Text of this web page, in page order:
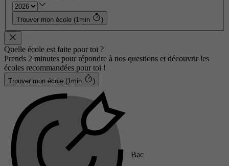
Trouver mon école (1min )
Quelle école est faite pour toi ?
Prends 2 minutes pour répondre à nos questions et découvrir les
écoles recommandées pour toi !
Trouver mon école (1min )
Bac